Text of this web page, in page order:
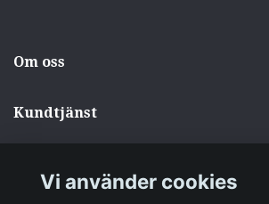
Om oss
Kundtjänst
Vi använder cookies